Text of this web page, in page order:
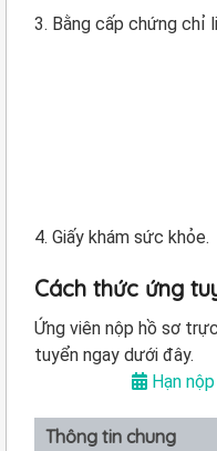
3. Bằng cấp chứng chỉ
4. Giấy khám sức khỏe.
Cách thức ứng
Ứng viên nộp hồ sơ
tuyển ngay dưới đây.
Hạn
Thông tin chung